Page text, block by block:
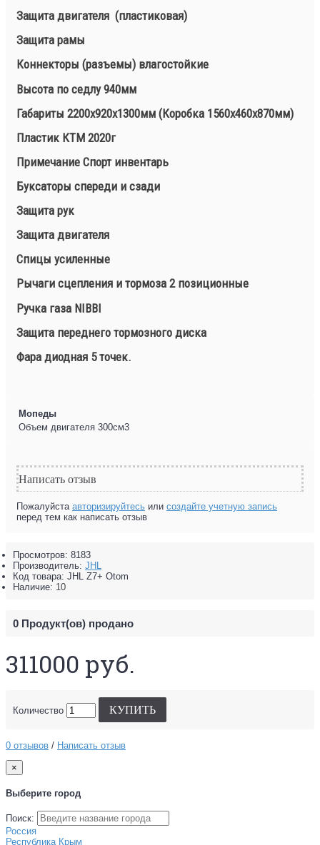
Защита двигателя (пластиковая)
Защита рамы
Коннекторы (разъемы) влагостойкие
Высота по седлу 940мм
Габариты 2200х920х1300мм (Коробка 1560х460х870мм)
Пластик КТМ 2020г
Примечание Спорт инвентарь
Буксаторы спереди и сзади
Защита рук
Защита двигателя
Спицы усиленные
Рычаги сцепления и тормоза 2 позиционные
Ручка газа NIBBI
Защита переднего тормозного диска
Фара диодная 5 точек.
Мопеды
Объем двигателя 300см3
Написать отзыв
Пожалуйста авторизируйтесь или создайте учетную запись
перед тем как написать отзыв
Просмотров: 8183
Производитель: JHL
Код товара: JHL Z7+ Otom
Наличие: 10
0 Продукт(ов) продано
311000 руб.
Количество КУПИТЬ
0 отзывов / Написать отзыв
×
Выберите город
Поиск:
Россия
Республика Крым